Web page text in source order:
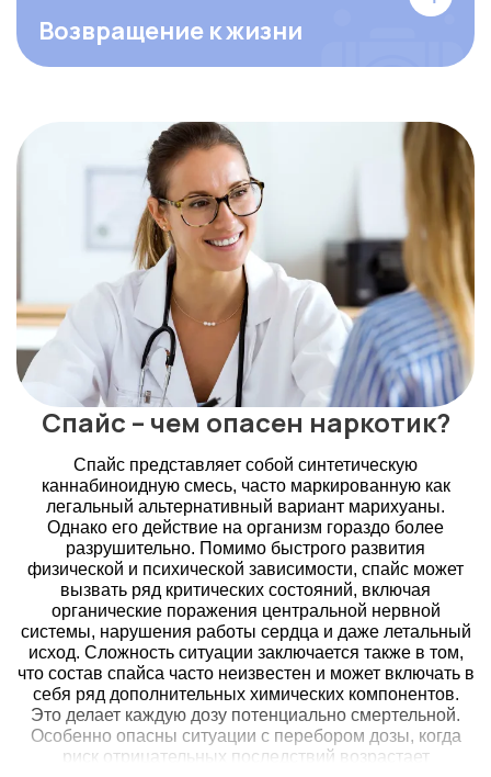
Возвращение к жизни
Спайс – чем опасен наркотик?
Спайс представляет собой синтетическую
каннабиноидную смесь, часто маркированную как
легальный альтернативный вариант марихуаны.
Однако его действие на организм гораздо более
разрушительно. Помимо быстрого развития
физической и психической зависимости, спайс может
вызвать ряд критических состояний, включая
органические поражения центральной нервной
системы, нарушения работы сердца и даже летальный
исход. Сложность ситуации заключается также в том,
что состав спайса часто неизвестен и может включать в
себя ряд дополнительных химических компонентов.
Это делает каждую дозу потенциально смертельной.
Особенно опасны ситуации с перебором дозы, когда
риск отрицательных последствий возрастает